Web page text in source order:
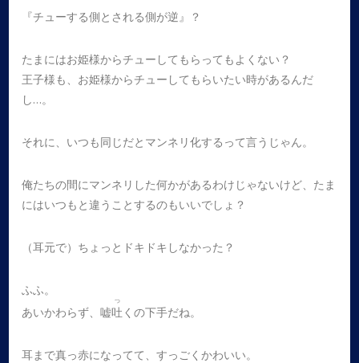
『チューする側とされる側が逆』？
たまにはお姫様からチューしてもらってもよくない？
王子様も、お姫様からチューしてもらいたい時があるんだ
し…。
それに、いつも同じだとマンネリ化するって言うじゃん。
俺たちの間にマンネリした何かがあるわけじゃないけど、たま
にはいつもと違うことするのもいいでしょ？
（耳元で）ちょっとドキドキしなかった？
ふふ。
あいかわらず、嘘吐
つ
くの下手だね。
耳まで真っ赤になってて、すっごくかわいい。